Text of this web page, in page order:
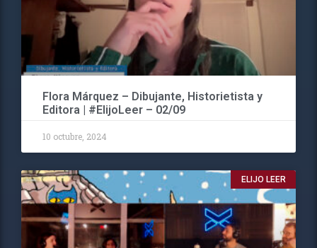
Flora Márquez – Dibujante, Historietista y
Editora | #ElijoLeer – 02/09
10 octubre, 2024
ELIJO LEER